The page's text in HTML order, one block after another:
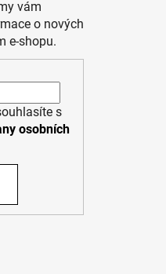
vám
o nových
e-shopu.
s
osobních